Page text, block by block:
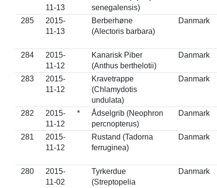
11-13
senegalensis)
285
2015-
11-13
Berberhøne
(Alectoris barbara)
Danmark
284
2015-
11-12
Kanarisk Piber
(Anthus berthelotii)
Danmark
283
2015-
11-12
Kravetrappe
(Chlamydotis
undulata)
Danmark
282
2015-
11-12
*
Ådselgrib (Neophron
percnopterus)
Danmark
281
2015-
11-12
Rustand (Tadorna
ferruginea)
Danmark
280
2015-
11-02
Tyrkerdue
(Streptopelia
Danmark